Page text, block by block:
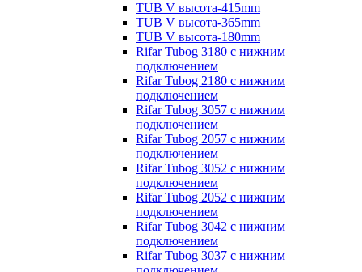
TUB V высота-415mm
TUB V высота-365mm
TUB V высота-180mm
Rifar Tubog 3180 с нижним
подключением
Rifar Tubog 2180 с нижним
подключением
Rifar Tubog 3057 с нижним
подключением
Rifar Tubog 2057 с нижним
подключением
Rifar Tubog 3052 с нижним
подключением
Rifar Tubog 2052 с нижним
подключением
Rifar Tubog 3042 с нижним
подключением
Rifar Tubog 3037 с нижним